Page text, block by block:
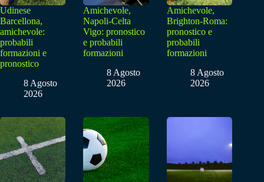
Udinese
Barcellona,
amichevole:
probabili
formazioni e
pronostico
8 Agosto
2026
Amichevole,
Napoli-Celta
Vigo: pronostico
e probabili
formazioni
8 Agosto
2026
Amichevole,
Brighton-Roma:
pronostico e
probabili
formazioni
8 Agosto
2026